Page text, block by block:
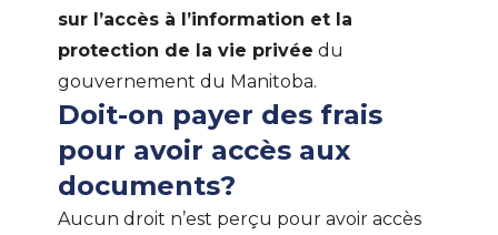
sur l’accès à l’information et la
protection de la vie privée du
gouvernement du Manitoba.
Doit-on payer des frais
pour avoir accès aux
documents?
Aucun droit n’est perçu pour avoir accès